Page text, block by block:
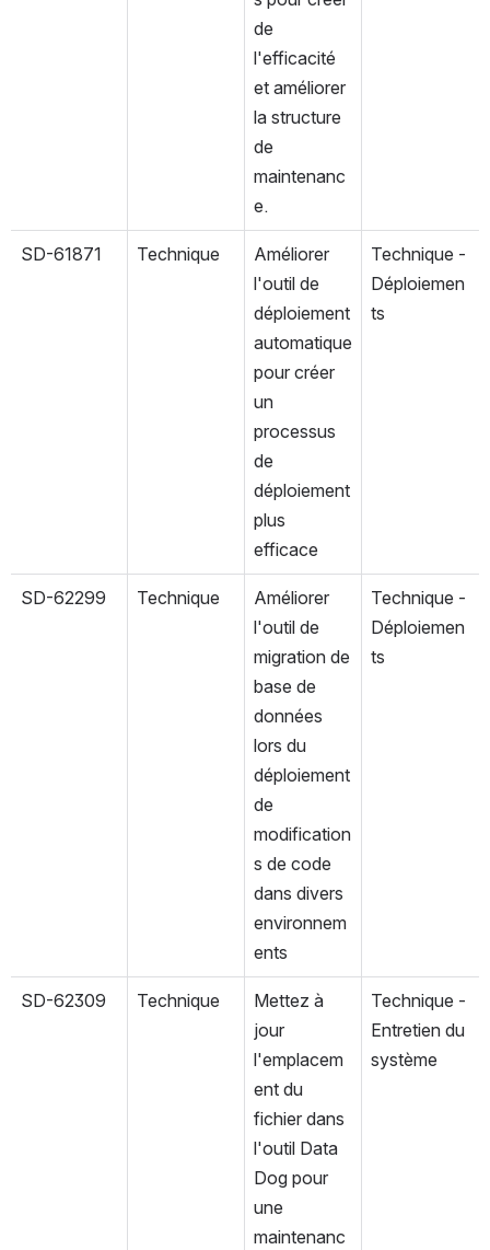
de
l'efficacité
et améliorer
la structure
de
maintenanc
e.
SD-61871 Technique
Améliorer
l'outil de
déploiement
automatique
pour créer
un
processus
de
déploiement
plus
efficace
Technique -
Déploiemen
ts
SD-62299 Technique
Améliorer
l'outil de
migration de
base de
données
lors du
déploiement
de
modification
s de code
dans divers
environnem
ents
Technique -
Déploiemen
ts
SD-62309 Technique
Mettez à
jour
l'emplacem
ent du
fichier dans
l'outil Data
Dog pour
une
maintenanc
Technique -
Entretien du
système